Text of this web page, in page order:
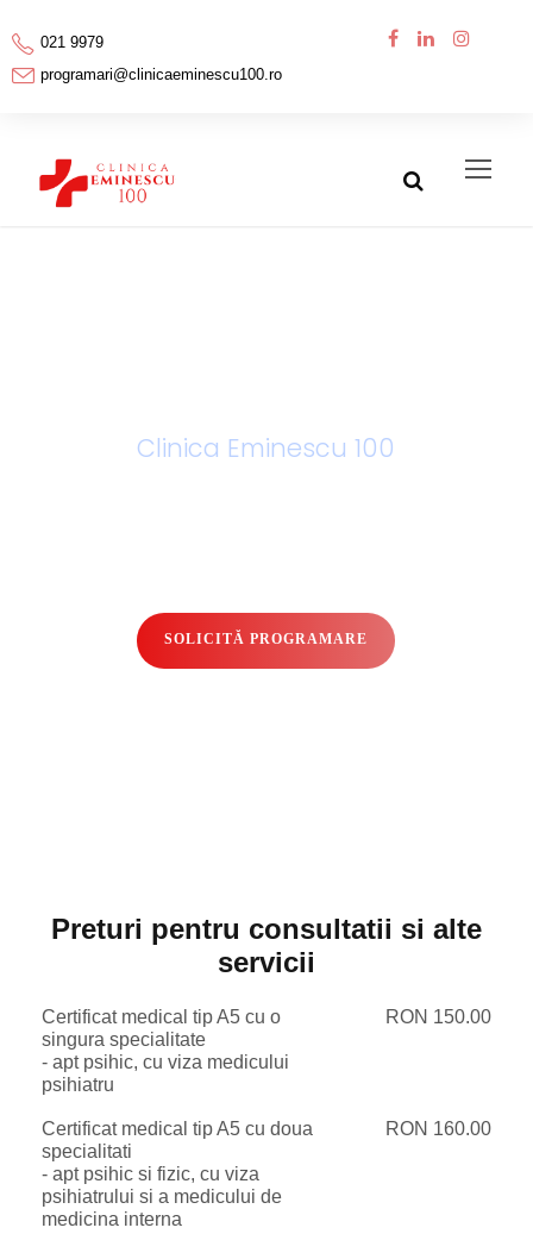
021 9979
programari@clinicaeminescu100.ro
SOLICITĂ PROGRAMARE
Preturi pentru consultatii si alte
servicii
Certificat medical tip A5 cu o
singura specialitate
- apt psihic, cu viza medicului
psihiatru
RON 150.00
Certificat medical tip A5 cu doua
specialitati
- apt psihic si fizic, cu viza
psihiatrului si a medicului de
medicina interna
RON 160.00